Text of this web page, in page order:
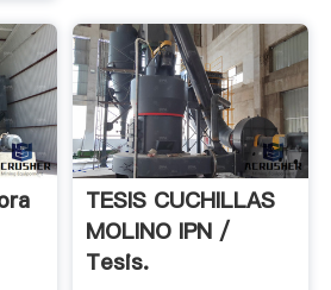
TESIS CUCHILLAS
MOLINO IPN /
Tesis.